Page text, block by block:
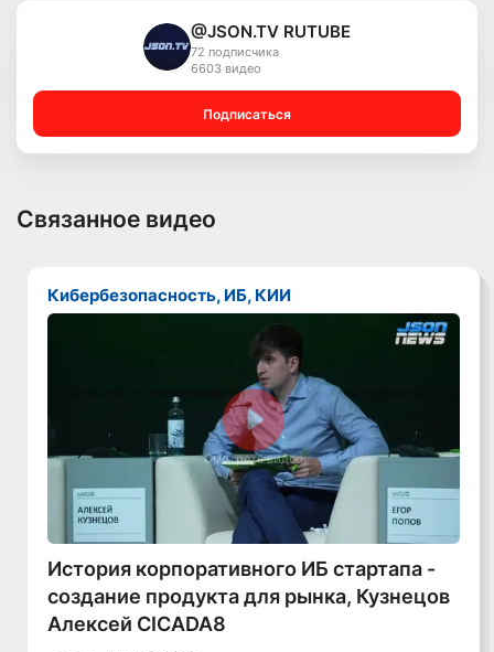
@JSON.TV RUTUBE
72 подписчика
6603 видео
Подписаться
Связанное видео
Кибербезопасность, ИБ, КИИ
Смотреть видео
История корпоративного ИБ стартапа -
создание продукта для рынка, Кузнецов
Алексей CICADA8